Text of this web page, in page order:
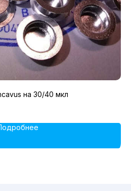
на 30/40 мкл